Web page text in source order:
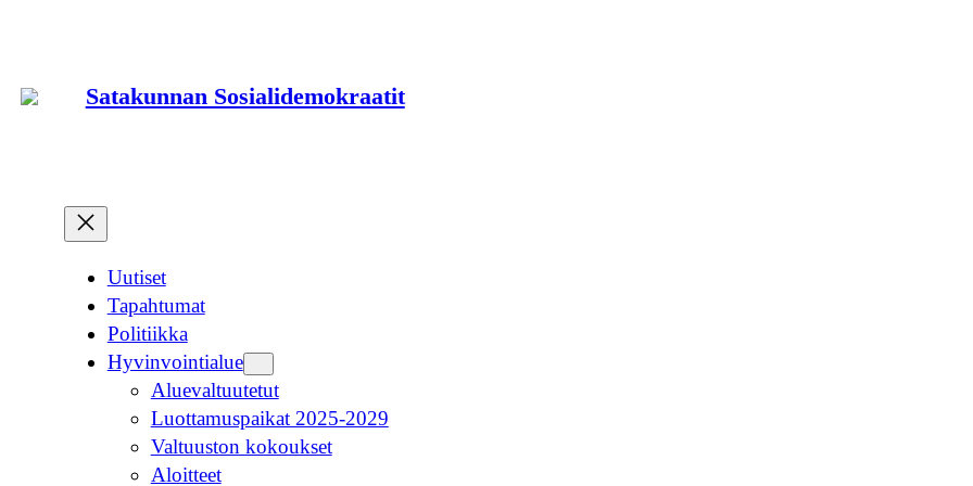
Satakunnan Sosialidemokraatit
Uutiset
Tapahtumat
Politiikka
Hyvinvointialue
Aluevaltuutetut
Luottamuspaikat 2025-2029
Valtuuston kokoukset
Aloitteet